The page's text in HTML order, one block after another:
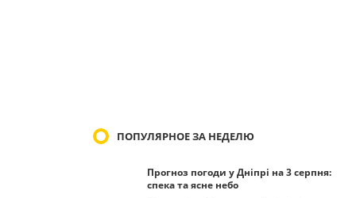
ПОПУЛЯРНОЕ ЗА НЕДЕЛЮ
Прогноз погоди у Дніпрі на 3 серпня:
спека та ясне небо